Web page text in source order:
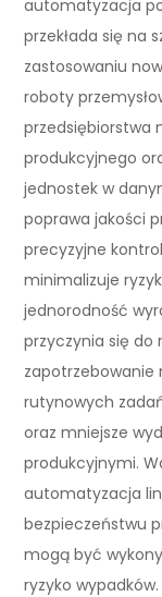
automatyzacja
przekłada się na
zastosowaniu
roboty
przedsiębiorstwa
produkcyjnego
jednostek w
poprawa jakości
precyzyjne
minimalizuje
jednorodność
przyczynia się do
zapotrzebowanie
rutynowych
oraz mniejsze
produkcyjnymi.
automatyzacja
bezpieczeństwu
mogą być
ryzyko wypadków.